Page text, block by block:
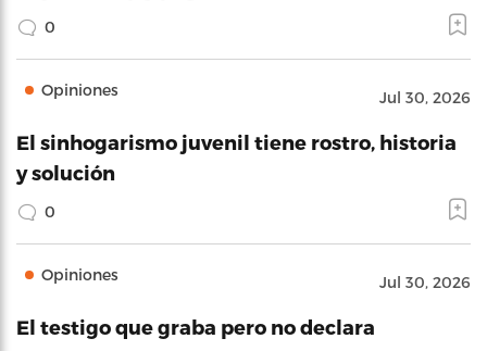
0
Opiniones Jul 30, 2026
El sinhogarismo juvenil tiene rostro, historia
y solución
0
Opiniones Jul 30, 2026
El testigo que graba pero no declara